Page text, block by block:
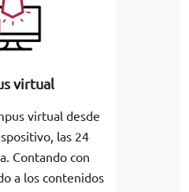
virtual
virtual desde
las 24
Contando con
a los contenidos